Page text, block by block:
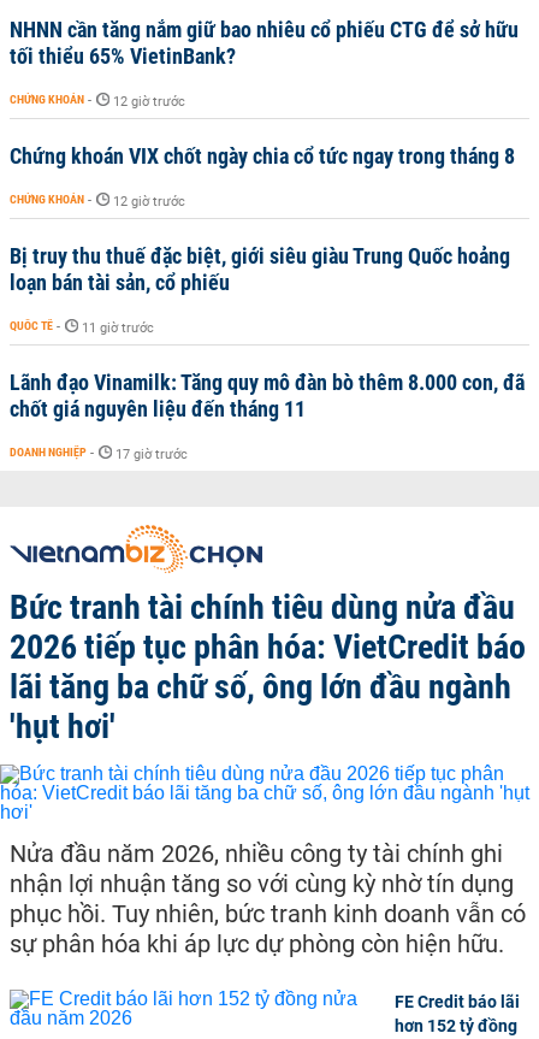
NHNN cần tăng nắm giữ bao nhiêu cổ phiếu CTG để sở hữu
tối thiểu 65% VietinBank?
CHỨNG KHOÁN - 12 giờ trước
Chứng khoán VIX chốt ngày chia cổ tức ngay trong tháng 8
CHỨNG KHOÁN - 12 giờ trước
Bị truy thu thuế đặc biệt, giới siêu giàu Trung Quốc hoảng
loạn bán tài sản, cổ phiếu
QUỐC TẾ - 11 giờ trước
Lãnh đạo Vinamilk: Tăng quy mô đàn bò thêm 8.000 con, đã
chốt giá nguyên liệu đến tháng 11
DOANH NGHIỆP - 17 giờ trước
Bức tranh tài chính tiêu dùng nửa đầu
2026 tiếp tục phân hóa: VietCredit báo
lãi tăng ba chữ số, ông lớn đầu ngành
'hụt hơi'
Nửa đầu năm 2026, nhiều công ty tài chính ghi
nhận lợi nhuận tăng so với cùng kỳ nhờ tín dụng
phục hồi. Tuy nhiên, bức tranh kinh doanh vẫn có
sự phân hóa khi áp lực dự phòng còn hiện hữu.
FE Credit báo lãi
hơn 152 tỷ đồng